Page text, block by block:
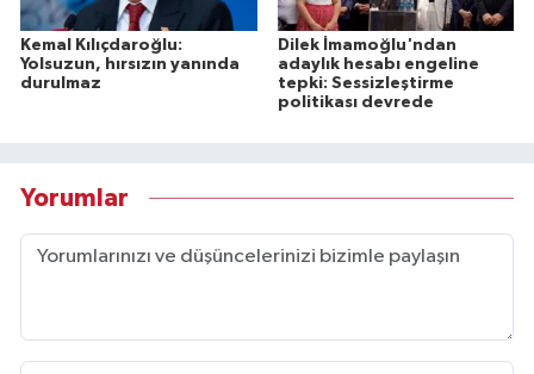
Kemal Kılıçdaroğlu:
Yolsuzun, hırsızın yanında
durulmaz
Dilek İmamoğlu'ndan
adaylık hesabı engeline
tepki: Sessizleştirme
politikası devrede
Yorumlar